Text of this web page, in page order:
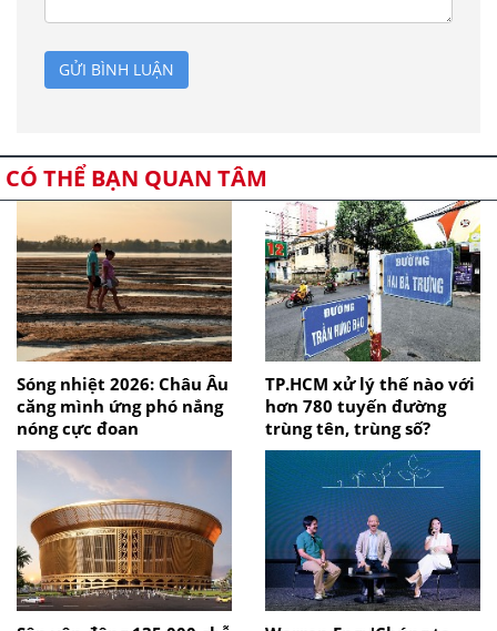
GỬI BÌNH LUẬN
CÓ THỂ BẠN QUAN TÂM
Sóng nhiệt 2026: Châu Âu
căng mình ứng phó nắng
nóng cực đoan
TP.HCM xử lý thế nào với
hơn 780 tuyến đường
trùng tên, trùng số?